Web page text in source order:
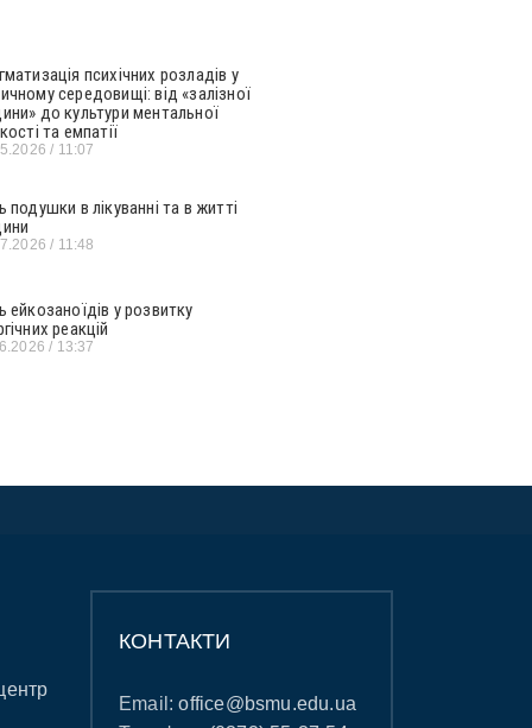
психічних розладів у
середовищі: від «залізної
до культури ментальної
та емпатії
11:07
подушки в лікуванні та в житті
11:48
ейкозаноїдів у розвитку
реакцій
13:37
КОНТАКТИ
Email:office@bsmu.edu.ua